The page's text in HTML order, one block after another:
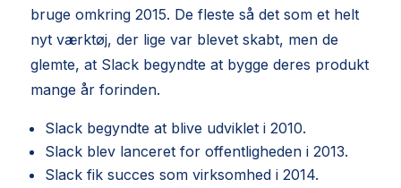
bruge omkring 2015. De fleste så det som et helt
nyt værktøj, der lige var blevet skabt, men de
glemte, at Slack begyndte at bygge deres produkt
mange år forinden.
Slack begyndte at blive udviklet i 2010.
Slack blev lanceret for offentligheden i 2013.
Slack fik succes som virksomhed i 2014.